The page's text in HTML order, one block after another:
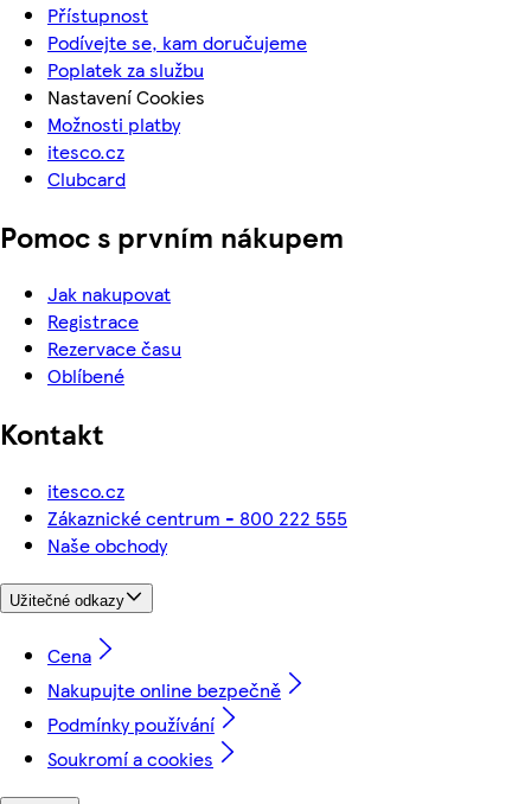
Přístupnost
Podívejte se, kam doručujeme
Poplatek za službu
Nastavení Cookies
Možnosti platby
itesco.cz
Clubcard
Pomoc s prvním nákupem
Jak nakupovat
Registrace
Rezervace času
Oblíbené
Kontakt
itesco.cz
Zákaznické centrum - 800 222 555
Naše obchody
Užitečné odkazy
Cena
Nakupujte online bezpečně
Podmínky používání
Soukromí a cookies